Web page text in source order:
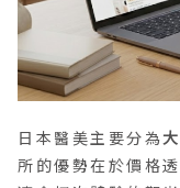
日本醫美主要分為
所的優勢在於價格